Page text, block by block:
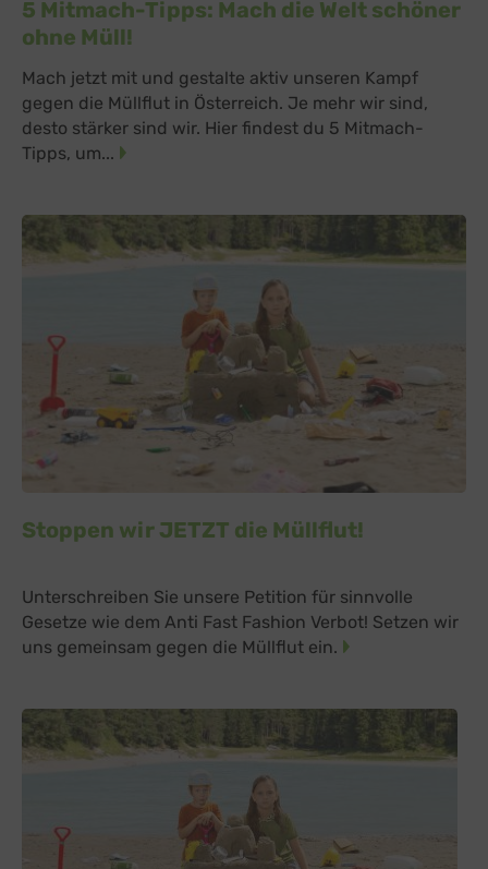
5 Mitmach-Tipps: Mach die Welt schöner
ohne Müll!
Mach jetzt mit und gestalte aktiv unseren Kampf
gegen die Müllflut in Österreich. Je mehr wir sind,
desto stärker sind wir. Hier findest du 5 Mitmach-
Tipps, um...
Stoppen wir JETZT die Müllflut!
Unterschreiben Sie unsere Petition für sinnvolle
Gesetze wie dem Anti Fast Fashion Verbot! Setzen wir
uns gemeinsam gegen die Müllflut ein.